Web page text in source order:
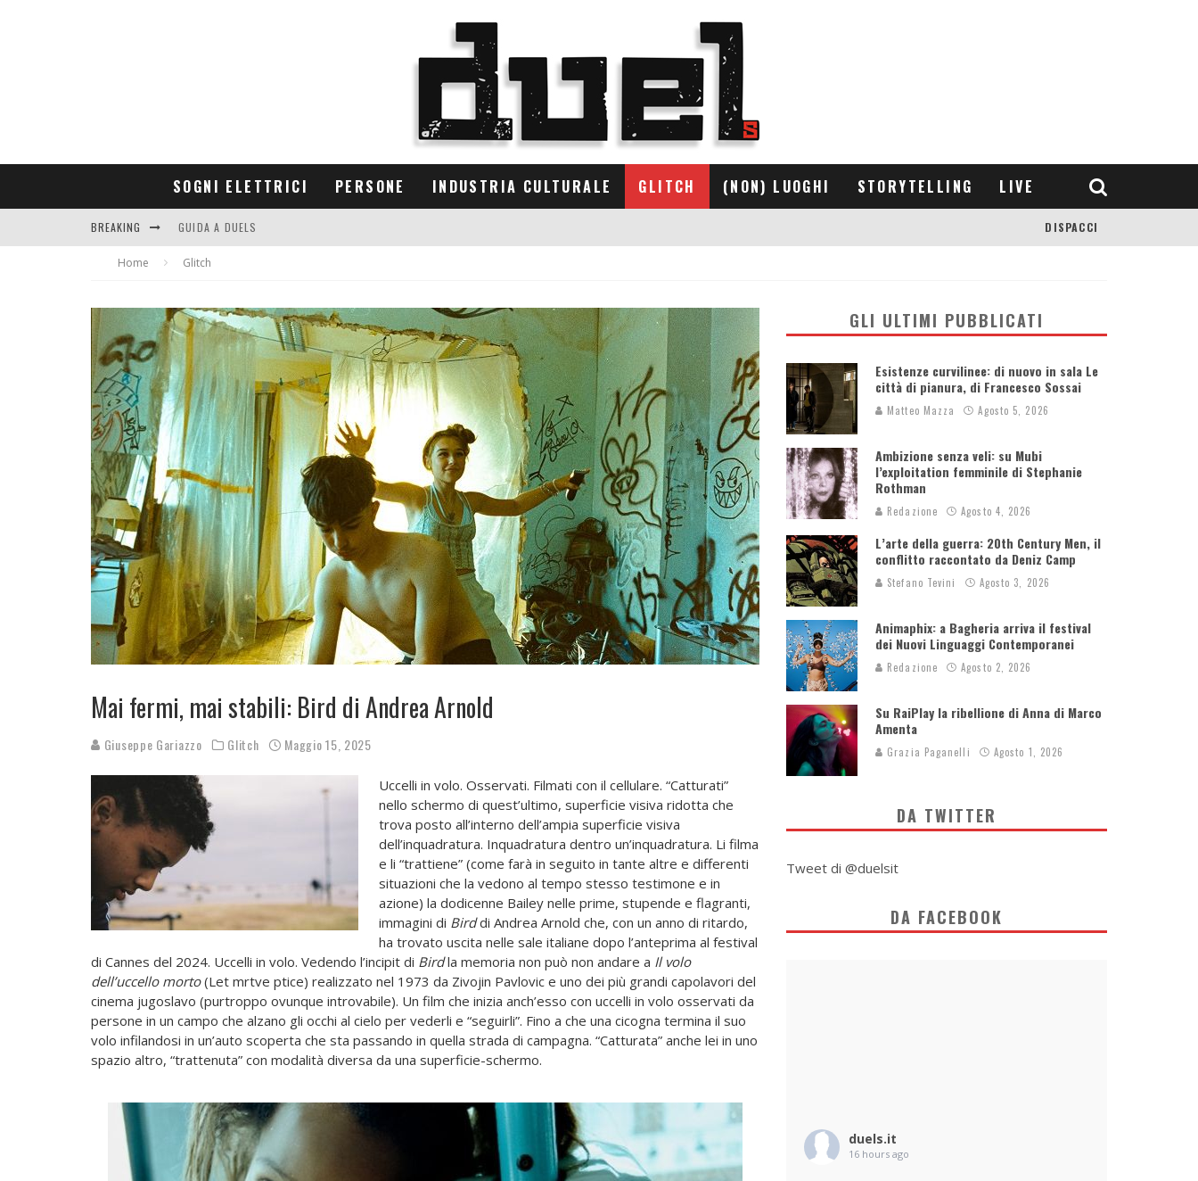
SOGNI ELETTRICI PERSONE INDUSTRIA CULTURALE GLITCH (NON) LUOGHI STORYTELLING LIVE
BREAKING GUIDA A DUELS
CONTRIBUTORS
DISPACCI
Home Glitch
Mai fermi, mai stabili: Bird di Andrea Arnold
Giuseppe Gariazzo Glitch Maggio 15, 2025
Uccelli in volo. Osservati. Filmati con il cellulare. “Catturati”
nello schermo di quest’ultimo, superficie visiva ridotta che
trova posto all’interno dell’ampia superficie visiva
dell’inquadratura. Inquadratura dentro un’inquadratura. Li filma
e li “trattiene” (come farà in seguito in tante altre e differenti
situazioni che la vedono al tempo stesso testimone e in
azione) la dodicenne Bailey nelle prime, stupende e flagranti,
immagini di Birddi Andrea Arnold che, con un anno di ritardo,
ha trovato uscita nelle sale italiane dopo l’anteprima al festival
di Cannes del 2024. Uccelli in volo. Vedendo l’incipit di Birdla memoria non può non andare a Il volo
dell’uccello morto(Let mrtve ptice) realizzato nel 1973 da Zivojin Pavlovic e uno dei più grandi capolavori del
cinema jugoslavo (purtroppo ovunque introvabile). Un film che inizia anch’esso con uccelli in volo osservati da
persone in un campo che alzano gli occhi al cielo per vederli e “seguirli”. Fino a che una cicogna termina il suo
volo infilandosi in un’auto scoperta che sta passando in quella strada di campagna. “Catturata” anche lei in uno
spazio altro, “trattenuta” con modalità diversa da una superficie-schermo.
GLI ULTIMI PUBBLICATI
Esistenze curvilinee: di nuovo in sala Le
città di pianura, di Francesco Sossai
Matteo Mazza Agosto 5, 2026
Ambizione senza veli: su Mubi
l’exploitation femminile di Stephanie
Rothman
Redazione Agosto 4, 2026
L’arte della guerra: 20th Century Men, il
conflitto raccontato da Deniz Camp
Stefano Tevini Agosto 3, 2026
Animaphix: a Bagheria arriva il festival
dei Nuovi Linguaggi Contemporanei
Redazione Agosto 2, 2026
Su RaiPlay la ribellione di Anna di Marco
Amenta
Grazia Paganelli Agosto 1, 2026
DA TWITTER
Tweet di @duelsit
DA FACEBOOK
duels.it
16 hours ago